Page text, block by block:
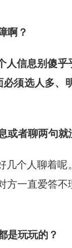
啊？
人信息别傻乎
必须选人多、
或者聊两句就
几个人聊着
方一直爱答
是玩玩的？